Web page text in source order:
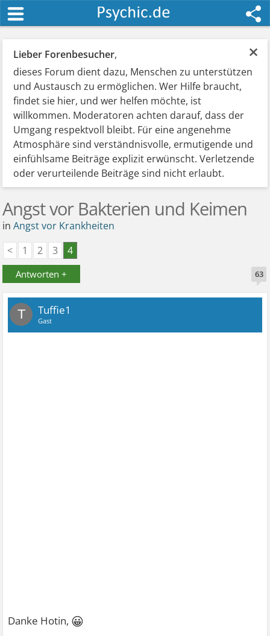
×
Lieber Forenbesucher,
dieses Forum dient dazu, Menschen zu unterstützen
und Austausch zu ermöglichen. Wer Hilfe braucht,
findet sie hier, und wer helfen möchte, ist
willkommen. Moderatoren achten darauf, dass der
Umgang respektvoll bleibt. Für eine angenehme
Atmosphäre sind verständnisvolle, ermutigende und
einfühlsame Beiträge explizit erwünscht. Verletzende
oder verurteilende Beiträge sind nicht erlaubt.
Angst vor Bakterien und Keimen
inAngst vor Krankheiten
<
1 2 3 4
Antworten + 63
T Tuffie1
Gast
Danke Hotin, 😀